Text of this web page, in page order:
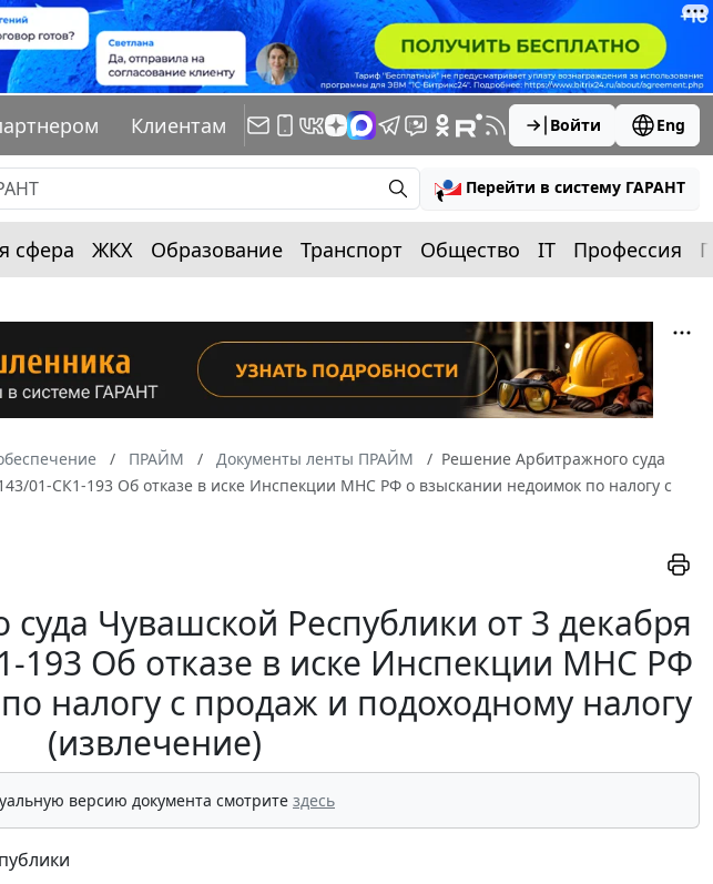
Клиентам Войти Eng
Перейти в систему ГАРАНТ
сфера ЖКХ Образование Транспорт Общество IT Профессия
ПРАЙМ Документы ленты ПРАЙМ
Решение Арбитражного суда
01-СК1-193 Об отказе в иске Инспекции МНС РФ о взыскании недоимок по налогу с
Чувашской Республики от 3 декабря
193 Об отказе в иске Инспекции МНС РФ
налогу с продаж и подоходному налогу
(извлечение)
версию документа смотрите здесь